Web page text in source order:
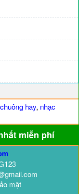
hay, nhạc
miễn phí
mật